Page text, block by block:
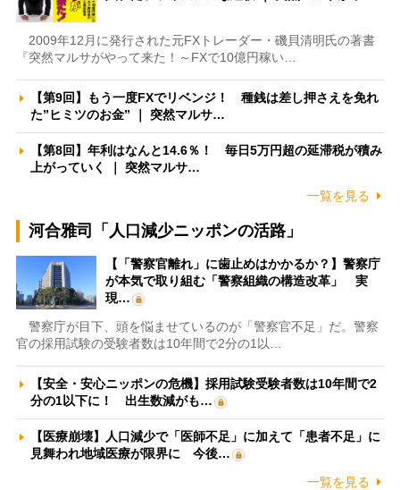
2009年12月に発行された元FXトレーダー・磯貝清明氏の著書
『突然マルサがやって来た！～FXで10億円稼い…
【第9回】もう一度FXでリベンジ！ 種銭は差し押さえを免れ
た”ヒミツのお金” ｜ 突然マルサ…
【第8回】年利はなんと14.6％！ 毎日5万円超の延滞税が積み
上がっていく ｜ 突然マルサ…
一覧を見る
河合雅司「人口減少ニッポンの活路」
【「警察官離れ」に歯止めはかかるか？】警察庁
が本気で取り組む「警察組織の構造改革」 実
現…
警察庁が目下、頭を悩ませているのが「警察官不足」だ。警察
官の採用試験の受験者数は10年間で2分の1以…
【安全・安心ニッポンの危機】採用試験受験者数は10年間で2
分の1以下に！ 出生数減がも…
【医療崩壊】人口減少で「医師不足」に加えて「患者不足」に
見舞われ地域医療が限界に 今後…
一覧を見る